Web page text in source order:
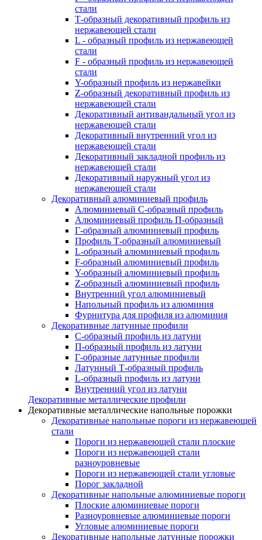
стали
Т-образный декоративный профиль из
нержавеющей стали
L - образный профиль из нержавеющей
стали
F - образный профиль из нержавеющей
стали
Y-образный профиль из нержавейки
Z-образный декоративный профиль из
нержавеющей стали
Декоративный антивандальный угол из
нержавеющей стали
Декоративный внутренний угол из
нержавеющей стали
Декоративный закладной профиль из
нержавеющей стали
Декоративный наружный угол из
нержавеющей стали
Декоративный алюминиевый профиль
Алюминиевый С-образный профиль
Алюминиевый профиль П-образный
Г-образный алюминиевый профиль
Профиль Т-образный алюминиевый
L-образный алюминиевый профиль
F-образный алюминиевый профиль
Y-образный алюминиевый профиль
Z-образный алюминиевый профиль
Внутренний угол алюминиевый
Напольный профиль из алюминия
Фурнитура для профиля из алюминия
Декоративные латунные профили
C-образный профиль из латуни
П-образный профиль из латуни
Г-образные латунные профили
Латунный Т-образный профиль
L-образный профиль из латуни
Внутренний угол из латуни
Декоративные металлические профили
Декоративные металлические напольные порожки
Декоративные напольные пороги из нержавеющей
стали
Пороги из нержавеющей стали плоские
Пороги из нержавеющей стали
разноуровневые
Пороги из нержавеющей стали угловые
Порог закладной
Декоративные напольные алюминиевые пороги
Плоские алюминиевые пороги
Разноуровневые алюминиевые пороги
Угловые алюминиевые пороги
Декоративные напольные латунные порожки